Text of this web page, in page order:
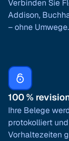
Verbinden Sie
Addison,
– ohne Umwege.
100 %
Ihre Belege
protokolliert
Vorhaltezeiten